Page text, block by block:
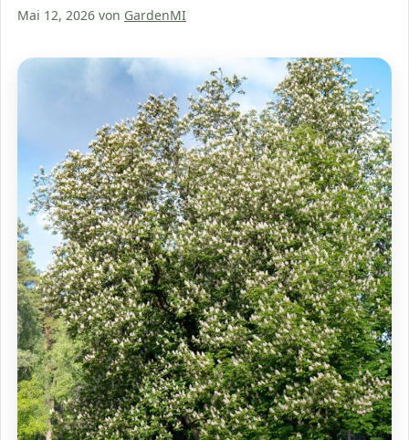
Mai 12, 2026 von GardenMI